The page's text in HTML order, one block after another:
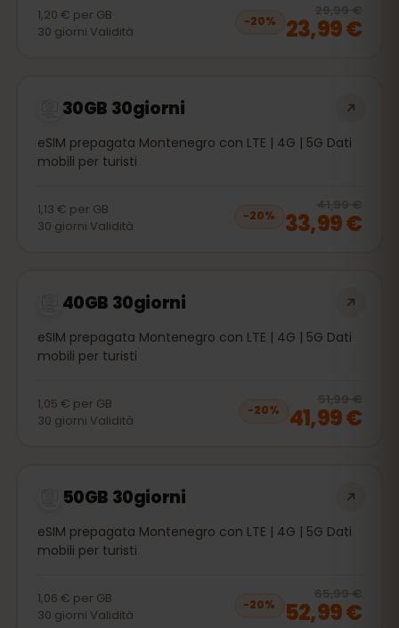
1,20 € per GB
30 giorni Validità
−20%
29,99 €
23,99 €
30GB 30giorni
eSIM prepagata Montenegro con LTE | 4G | 5G Dati
mobili per turisti
1,13 € per GB
30 giorni Validità
−20%
41,99 €
33,99 €
40GB 30giorni
eSIM prepagata Montenegro con LTE | 4G | 5G Dati
mobili per turisti
1,05 € per GB
30 giorni Validità
−20%
51,99 €
41,99 €
50GB 30giorni
eSIM prepagata Montenegro con LTE | 4G | 5G Dati
mobili per turisti
1,06 € per GB
30 giorni Validità
−20%
65,99 €
52,99 €